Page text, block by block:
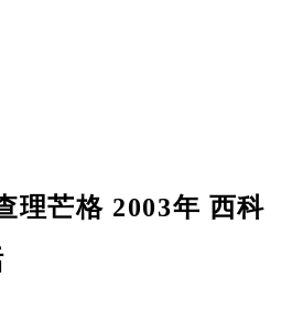
理芒格 2003年 西科